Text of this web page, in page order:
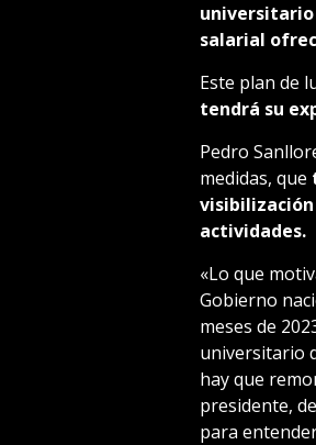
salarial
Este plan de
tendrá su
Pedro
medidas, que
visibilización
actividades.
«Lo que
Gobierno
meses de
universitario
hay que
presidente,
para